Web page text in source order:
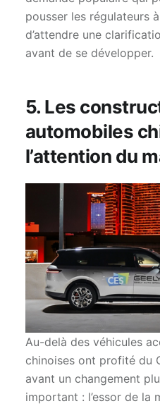
pousser les régulateurs
d’attendre une
avant de se développer.
5. Les
automobiles
l’attention du
Au-delà des véhicules
chinoises ont profité du
avant un changement
important : l’essor de la